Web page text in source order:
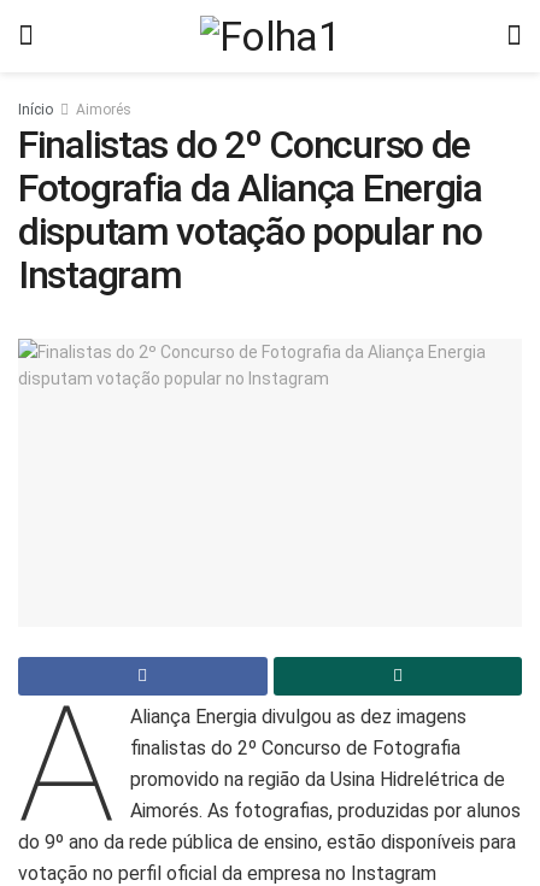
Início Aimorés
Finalistas do 2º Concurso de
Fotografia da Aliança Energia
disputam votação popular no
Instagram
A
Aliança Energia divulgou as dez imagens
finalistas do 2º Concurso de Fotografia
promovido na região da Usina Hidrelétrica de
Aimorés. As fotografias, produzidas por alunos
do 9º ano da rede pública de ensino, estão disponíveis para
votação no perfil oficial da empresa no Instagram